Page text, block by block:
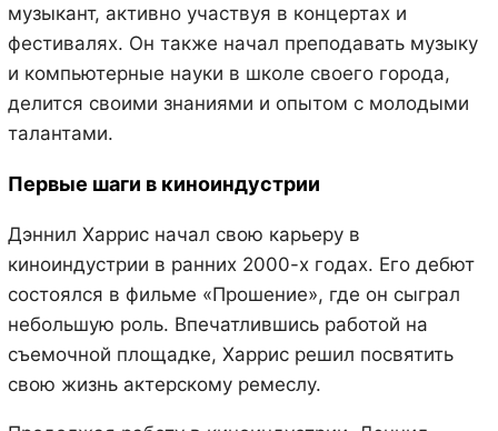
музыкант, активно участвуя в концертах и
фестивалях. Он также начал преподавать музыку
и компьютерные науки в школе своего города,
делится своими знаниями и опытом с молодыми
талантами.
Первые шаги в киноиндустрии
Дэннил Харрис начал свою карьеру в
киноиндустрии в ранних 2000-х годах. Его дебют
состоялся в фильме «Прошение», где он сыграл
небольшую роль. Впечатлившись работой на
съемочной площадке, Харрис решил посвятить
свою жизнь актерскому ремеслу.